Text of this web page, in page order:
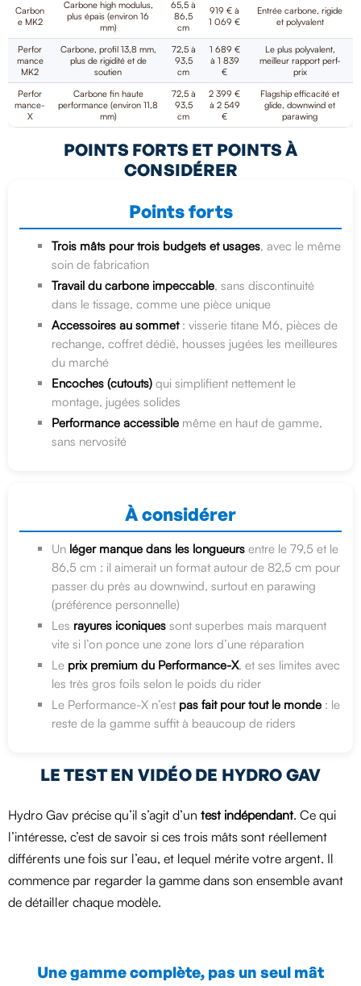
Carbon
e MK2
Carbone high modulus,
plus épais (environ 16
mm)
65,5 à
86,5
cm
919 € à
1 069 €
Entrée carbone, rigide
et polyvalent
Perfor
mance
MK2
Carbone, profil 13,8 mm,
plus de rigidité et de
soutien
72,5 à
93,5
cm
1 689 €
à 1 839
€
Le plus polyvalent,
meilleur rapport perf-
prix
Perfor
mance-
X
Carbone fin haute
performance (environ 11,8
mm)
72,5 à
93,5
cm
2 399 €
à 2 549
€
Flagship efficacité et
glide, downwind et
parawing
POINTS FORTS ET POINTS À
CONSIDÉRER
Points forts
Trois mâts pour trois budgets et usages, avec le même
soin de fabrication
Travail du carbone impeccable, sans discontinuité
dans le tissage, comme une pièce unique
Accessoires au sommet: visserie titane M6, pièces de
rechange, coffret dédié, housses jugées les meilleures
du marché
Encoches (cutouts) qui simplifient nettement le
montage, jugées solides
Performance accessible même en haut de gamme,
sans nervosité
À considérer
Un léger manque dans les longueurs entre le 79,5 et le
86,5 cm : il aimerait un format autour de 82,5 cm pour
passer du près au downwind, surtout en parawing
(préférence personnelle)
Les rayures iconiques sont superbes mais marquent
vite si l’on ponce une zone lors d’une réparation
Le prix premium du Performance-X, et ses limites avec
les très gros foils selon le poids du rider
Le Performance-X n’est pas fait pour tout le monde : le
reste de la gamme suffit à beaucoup de riders
LE TEST EN VIDÉO DE HYDRO GAV
Hydro Gav précise qu’il s’agit d’un test indépendant. Ce qui
l’intéresse, c’est de savoir si ces trois mâts sont réellement
différents une fois sur l’eau, et lequel mérite votre argent. Il
commence par regarder la gamme dans son ensemble avant
de détailler chaque modèle.
Une gamme complète, pas un seul mât